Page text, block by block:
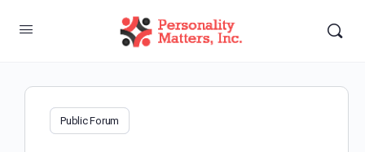
Public Forum